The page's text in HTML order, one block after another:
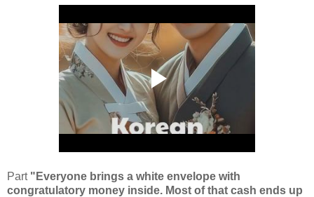
Part "Everyone brings a white envelope with
congratulatory money inside. Most of that cash ends up